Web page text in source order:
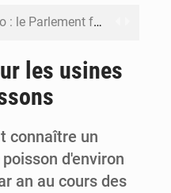
Congo : le Parlement formule 28 recommandations sur le Cadre budgétaire 2027-2029
Le Congo se dote d’un programme national pour valoriser les produits forestiers non ligneux
les usines
connaître un
d'environ
an au cours des